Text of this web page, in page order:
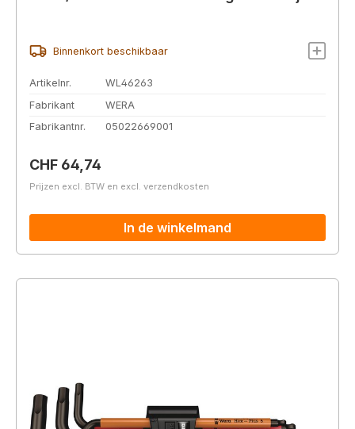
Binnenkort beschikbaar
Artikelnr.
WL46263
Fabrikant
WERA
Fabrikantnr.
05022669001
Normale prijs:
CHF 64,74
Prijzen excl. BTW en excl. verzendkosten
In de winkelmand